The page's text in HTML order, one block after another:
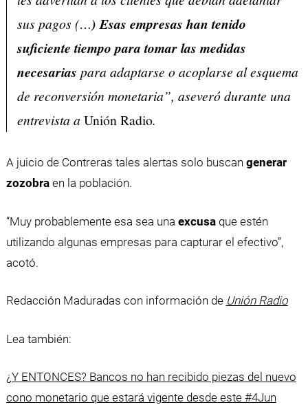
sus pagos (…) Esas empresas han tenido
suficiente tiempo para tomar las medidas
necesarias para adaptarse o acoplarse al esquema
de reconversión monetaria”, aseveró durante una
entrevista a Unión Radio.
A juicio de Contreras tales alertas solo buscan generar
zozobraen la población.
“Muy probablemente esa sea una excusaque estén
utilizando algunas empresas para capturar el efectivo”,
acotó.
Redacción Maduradas con información de Unión Radio
Lea también:
¿Y ENTONCES? Bancos no han recibido piezas del nuevo
cono monetario que estará vigente desde este #4Jun